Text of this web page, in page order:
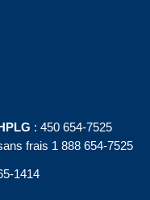
: 450 654-7525
frais 1 888 654-7525
1414